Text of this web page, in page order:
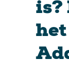
is?